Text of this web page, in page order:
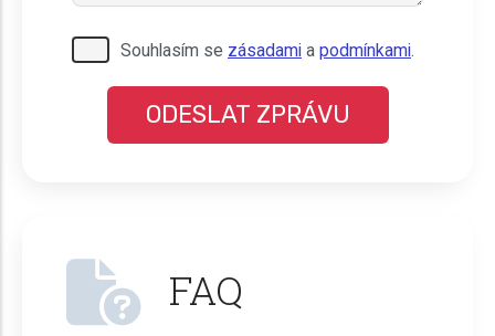
Pro odeslání musite odsouhlasit naše
podmínky.
Souhlasím se zásadami a podmínkami.
FAQ